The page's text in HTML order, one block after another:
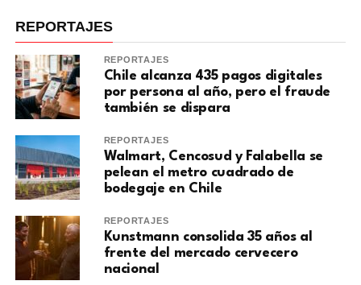
REPORTAJES
REPORTAJES
Chile alcanza 435 pagos digitales
por persona al año, pero el fraude
también se dispara
REPORTAJES
Walmart, Cencosud y Falabella se
pelean el metro cuadrado de
bodegaje en Chile
REPORTAJES
Kunstmann consolida 35 años al
frente del mercado cervecero
nacional